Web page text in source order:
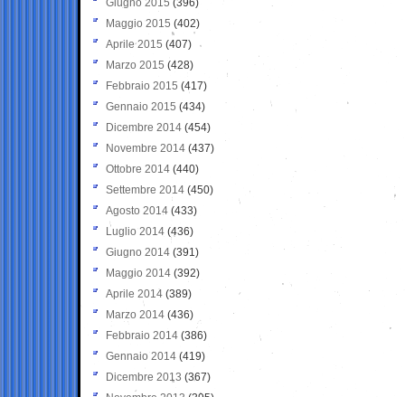
Giugno 2015 (396)
Maggio 2015 (402)
Aprile 2015 (407)
Marzo 2015 (428)
Febbraio 2015 (417)
Gennaio 2015 (434)
Dicembre 2014 (454)
Novembre 2014 (437)
Ottobre 2014 (440)
Settembre 2014 (450)
Agosto 2014 (433)
Luglio 2014 (436)
Giugno 2014 (391)
Maggio 2014 (392)
Aprile 2014 (389)
Marzo 2014 (436)
Febbraio 2014 (386)
Gennaio 2014 (419)
Dicembre 2013 (367)